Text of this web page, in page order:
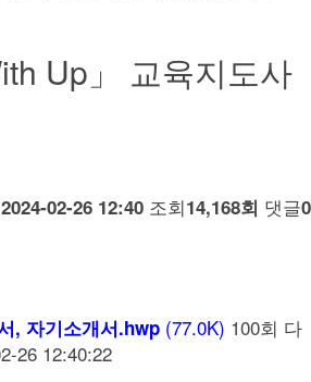
Up」 교육지도사
2024-02-26 12:40 조회14,168회 댓글0
, 자기소개서.hwp (77.0K) 100회 다
26 12:40:22